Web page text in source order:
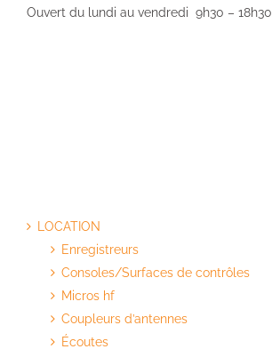
Ouvert du lundi au vendredi 9h30 – 18h30
LOCATION
Enregistreurs
Consoles/Surfaces de contrôles
Micros hf
Coupleurs d’antennes
Écoutes